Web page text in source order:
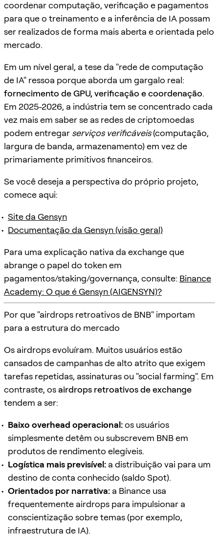
coordenar computação, verificação e pagamentos
para que o treinamento e a inferência de IA possam
ser realizados de forma mais aberta e orientada pelo
mercado.
Em um nível geral, a tese da "rede de computação
de IA" ressoa porque aborda um gargalo real:
fornecimento de GPU, verificação e coordenação.
Em 2025-2026, a indústria tem se concentrado cada
vez mais em saber se as redes de criptomoedas
podem entregar serviços verificáveis(computação,
largura de banda, armazenamento) em vez de
primariamente primitivos financeiros.
Se você deseja a perspectiva do próprio projeto,
comece aqui:
Site da Gensyn
Documentação da Gensyn (visão geral)
Para uma explicação nativa da exchange que
abrange o papel do token em
pagamentos/staking/governança, consulte: Binance
Academy: O que é Gensyn (AIGENSYN)?
Por que "airdrops retroativos de BNB" importam
para a estrutura do mercado
Os airdrops evoluíram. Muitos usuários estão
cansados de campanhas de alto atrito que exigem
tarefas repetidas, assinaturas ou "social farming". Em
contraste, osairdrops retroativos de exchange
tendem a ser:
Baixo overhead operacional:os usuários
simplesmente detêm ou subscrevem BNB em
produtos de rendimento elegíveis.
Logística mais previsível: a distribuição vai para um
destino de conta conhecido (saldo Spot).
Orientados por narrativa: a Binance usa
frequentemente airdrops para impulsionar a
conscientização sobre temas (por exemplo,
infraestrutura de IA).